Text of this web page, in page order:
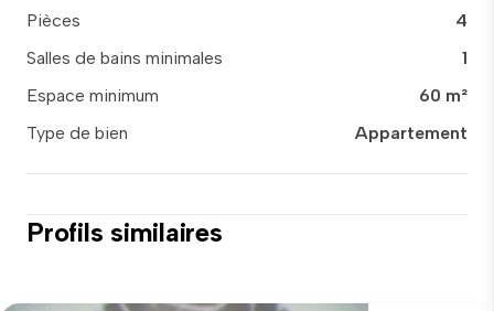
Pièces
4
Salles de bains minimales
1
Espace minimum
60 m²
Type de bien
Appartement
Profils similaires